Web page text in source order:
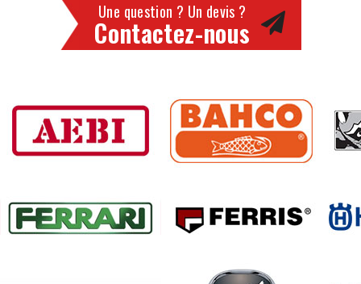
Une question ? Un devis ?
Contactez-nous